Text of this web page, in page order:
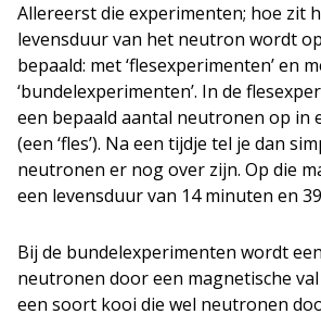
Allereerst die experimenten; hoe zit
levensduur van het neutron wordt
bepaald: met ‘flesexperimenten’ en
‘bundelexperimenten’. In de
een bepaald aantal neutronen op in
(een ‘fles’). Na een tijdje tel je dan
neutronen er nog over zijn. Op die
een levensduur van 14 minuten en
Bij de bundelexperimenten wordt
neutronen door een magnetische
een soort kooi die wel neutronen